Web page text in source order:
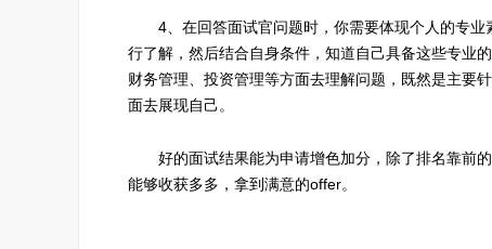
4、在回答面试官问题时，你需要体现个人的专业
行了解，然后结合自身条件，知道自己具备这些专业
财务管理、投资管理等方面去理解问题，既然是主要
面去展现自己。
好的面试结果能为申请增色加分，除了排名靠前的
能够收获多多，拿到满意的offer。